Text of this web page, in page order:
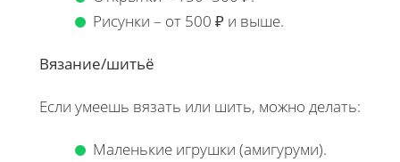
Рисунки – от 500 ₽ и выше.
Вязание/шитьё
Если умеешь вязать или шить, можно делать:
Маленькие игрушки (амигуруми).